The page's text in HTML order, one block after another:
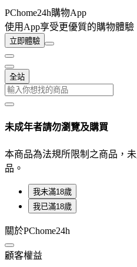
PChome24h購物App
使用App享受更優質的購物體驗
立即體驗
全站
未成年者請勿瀏覽及購買
本商品為法規所限制之商品，
品。
我未滿18歲
我已滿18歲
關於PChome24h
顧客權益